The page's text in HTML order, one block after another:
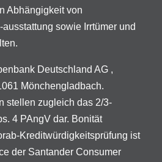
Abhängigkeit von
sowie Irrtümer und
Deutschland AG ,
Mönchengladbach.
stellen zugleich das 2/3-
4 PAngV dar. Bonität
Kreditwürdigkeitsprüfung ist
der Santander Consumer